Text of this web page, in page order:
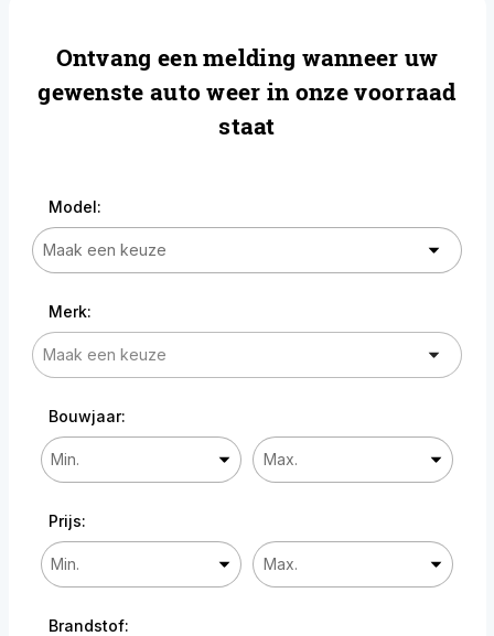
Ontvang een melding wanneer uw
gewenste auto weer in onze voorraad
staat
Model:
Merk:
Bouwjaar:
Prijs:
Brandstof: